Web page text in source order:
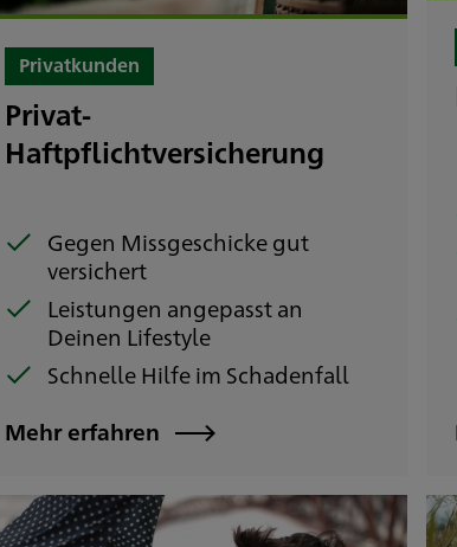
Privatkunden
Privat-
Haftpflichtversicherung
Gegen Missgeschicke gut
versichert
Leistungen angepasst an
Deinen Lifestyle
Schnelle Hilfe im Schadenfall
Mehr erfahren